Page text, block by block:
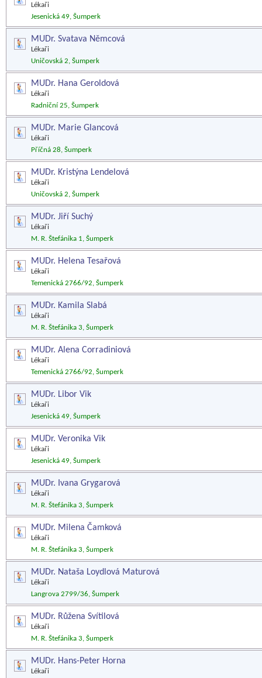
Lékaři
Jesenická 49, Šumperk
MUDr. Svatava Němcová
Lékaři
Uničovská 2, Šumperk
MUDr. Hana Geroldová
Lékaři
Radniční 25, Šumperk
MUDr. Marie Glancová
Lékaři
Příčná 28, Šumperk
MUDr. Kristýna Lendelová
Lékaři
Uničovská 2, Šumperk
MUDr. Jiří Suchý
Lékaři
M. R. Štefánika 1, Šumperk
MUDr. Helena Tesařová
Lékaři
Temenická 2766/92, Šumperk
MUDr. Kamila Slabá
Lékaři
M. R. Štefánika 3, Šumperk
MUDr. Alena Corradiniová
Lékaři
Temenická 2766/92, Šumperk
MUDr. Libor Vik
Lékaři
Jesenická 49, Šumperk
MUDr. Veronika Vik
Lékaři
Jesenická 49, Šumperk
MUDr. Ivana Grygarová
Lékaři
M. R. Štefánika 3, Šumperk
MUDr. Milena Čamková
Lékaři
M. R. Štefánika 3, Šumperk
MUDr. Nataša Loydlová Maturová
Lékaři
Langrova 2799/36, Šumperk
MUDr. Růžena Svítilová
Lékaři
M. R. Štefánika 3, Šumperk
MUDr. Hans-Peter Horna
Lékaři